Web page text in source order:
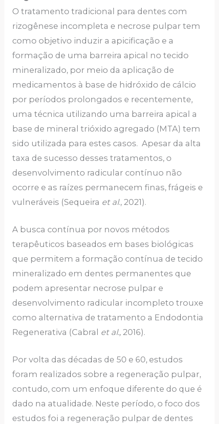
O tratamento tradicional para dentes com
rizogênese incompleta e necrose pulpar tem
como objetivo induzir a apicificação e a
formação de uma barreira apical no tecido
mineralizado, por meio da aplicação de
medicamentos à base de hidróxido de cálcio
por períodos prolongados e recentemente,
uma técnica utilizando uma barreira apical a
base de mineral trióxido agregado (MTA) tem
sido utilizada para estes casos. Apesar da alta
taxa de sucesso desses tratamentos, o
desenvolvimento radicular contínuo não
ocorre e as raízes permanecem finas, frágeis e
vulneráveis (Sequeira et al., 2021).
A busca contínua por novos métodos
terapêuticos baseados em bases biológicas
que permitem a formação contínua de tecido
mineralizado em dentes permanentes que
podem apresentar necrose pulpar e
desenvolvimento radicular incompleto trouxe
como alternativa de tratamento a Endodontia
Regenerativa (Cabral et al., 2016).
Por volta das décadas de 50 e 60, estudos
foram realizados sobre a regeneração pulpar,
contudo, com um enfoque diferente do que é
dado na atualidade. Neste período, o foco dos
estudos foi a regeneração pulpar de dentes